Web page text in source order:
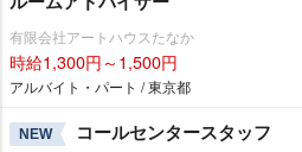
有限会社アートハウスたなか
時給1,300円～1,500円
アルバイト・パート / 東京都
NEW コールセンタースタッフ